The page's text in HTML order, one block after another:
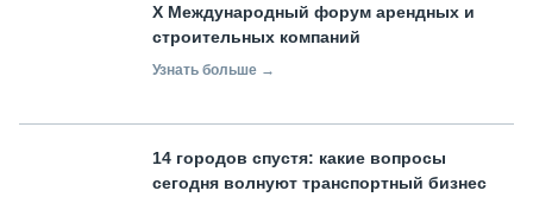
X Международный форум арендных и
строительных компаний
Узнать больше →
14 городов спустя: какие вопросы
сегодня волнуют транспортный бизнес